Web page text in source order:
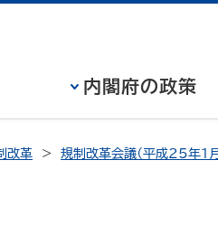
内閣府の政策
改革 規制改革会議（平成25年1